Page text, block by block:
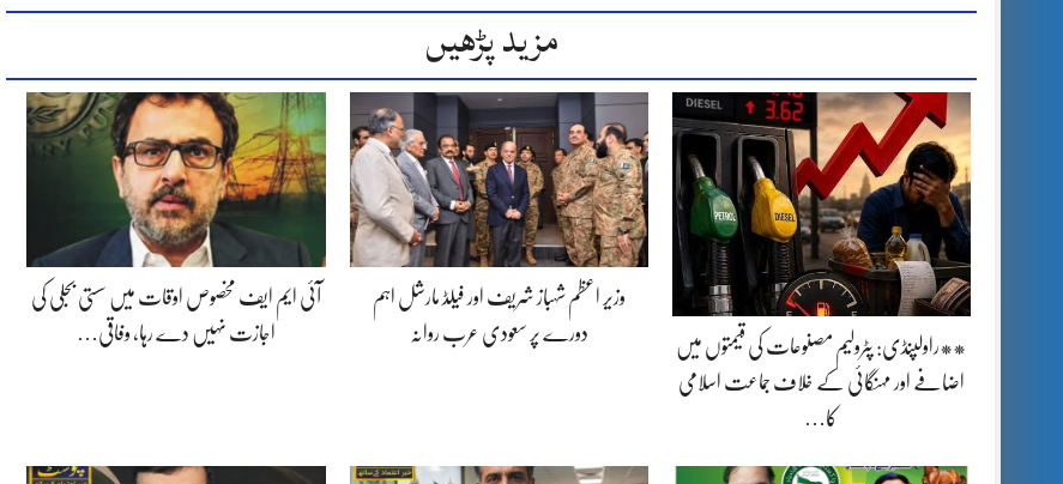
مزید پڑھیں
**راولپنڈی: پٹرولیم مصنوعات کی قیمتوں میں
اضافے اور مہنگائی کے خلاف جماعت اسلامی
کا…
وزیر اعظم شہباز شریف اور فیلڈ مارشل اہم
دورے پر سعودی عرب روانہ
آئی ایم ایف مخصوص اوقات میں سستی بجلی کی
اجازت نہیں دے رہا، وفاقی…